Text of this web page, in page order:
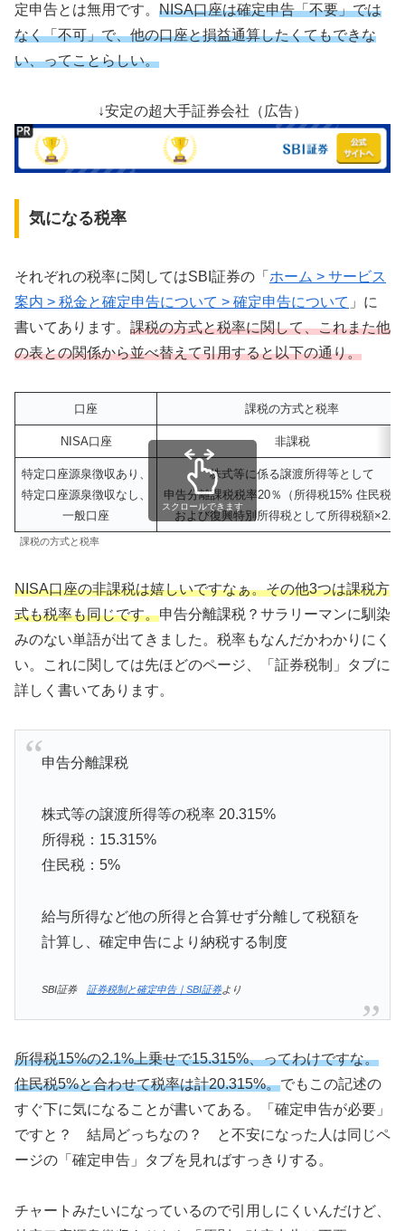
定申告とは無用です。 NISA口座は確定申告「不要」では
なく「不可」で、他の口座と損益通算したくてもできな
い、ってことらしい。
↓安定の超大手証券会社（広告）
気になる税率
それぞれの税率に関してはSBI証券の「 ホーム > サービス
案内 > 税金と確定申告について > 確定申告について 」に
書いてあります。 課税の方式と税率に関して、これまた他
の表との関係から並べ替えて引用すると以下の通り。
口座 課税の方式と税率
NISA口座 非課税
特定口座源泉徴収あり、
特定口座源泉徴収なし、
一般口座
株式等に係る譲渡所得等として
申告分離課税税率20％（所得税15% 住民税5
および復興特別所得税として所得税額×2.1
スクロールできます
課税の方式と税率
NISA口座の非課税は嬉しいですなぁ。その他3つは課税方
式も税率も同じです。申告分離課税？サラリーマンに馴染
みのない単語が出てきました。税率もなんだかわかりにく
い。これに関しては先ほどのページ、「証券税制」タブに
詳しく書いてあります。
申告分離課税
株式等の譲渡所得等の税率 20.315%
所得税：15.315%
住民税：5%
給与所得など他の所得と合算せず分離して税額を
計算し、確定申告により納税する制度
SBI証券 証券税制と確定申告｜SBI証券より
所得税15%の2.1%上乗せで15.315%、ってわけですな。
住民税5%と合わせて税率は計20.315%。でもこの記述の
すぐ下に気になることが書いてある。「確定申告が必要」
ですと？ 結局どっちなの？ と不安になった人は同じペ
ージの「確定申告」タブを見ればすっきりする。
チャートみたいになっているので引用しにくいんだけど、